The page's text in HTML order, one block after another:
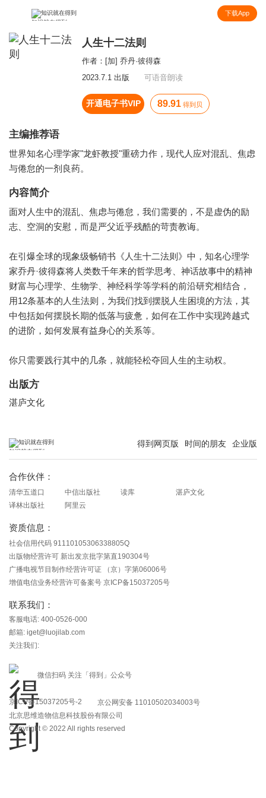
知识就在得到
下载App
人生十二法则
作者： [加] 乔丹·彼得森
2023.7.1 出版
可语音朗读
开通电子书VIP 89.91 得到贝
主编推荐语
世界知名心理学家"龙虾教授"重磅力作，现代人应对混乱、焦虑
与倦怠的一剂良药。
内容简介
面对人生中的混乱、焦虑与倦怠，我们需要的，不是虚伪的励
志、空洞的安慰，而是严父近乎残酷的苛责教诲。
在引爆全球的现象级畅销书《人生十二法则》中，知名心理学
家乔丹·彼得森将人类数千年来的哲学思考、神话故事中的精神
财富与心理学、生物学、神经科学等学科的前沿研究相结合，
用12条基本的人生法则，为我们找到摆脱人生困境的方法，其
中包括如何摆脱长期的低落与疲惫，如何在工作中实现跨越式
的进阶，如何发展有益身心的关系等。
你只需要践行其中的几条，就能轻松夺回人生的主动权。
出版方
湛庐文化
知识就在得到
得到网页版 时间的朋友 企业版
合作伙伴：
清华五道口 中信出版社 读库
湛庐文化
译林出版社
阿里云
资质信息：
社会信用代码 91110105306338805Q
出版物经营许可 新出发京批字第直190304号
广播电视节目制作经营许可证 （京）字第06006号
增值电信业务经营许可备案号 京ICP备15037205号
联系我们：
客服电话: 400-0526-000
邮箱: iget@luojilab.com
关注我们:
微信扫码 关注「得到」公众号
京ICP备15037205号-2
京公网安备 11010502034003号
北京思维造物信息科技股份有限公司
Copyright © 2022 All rights reserved